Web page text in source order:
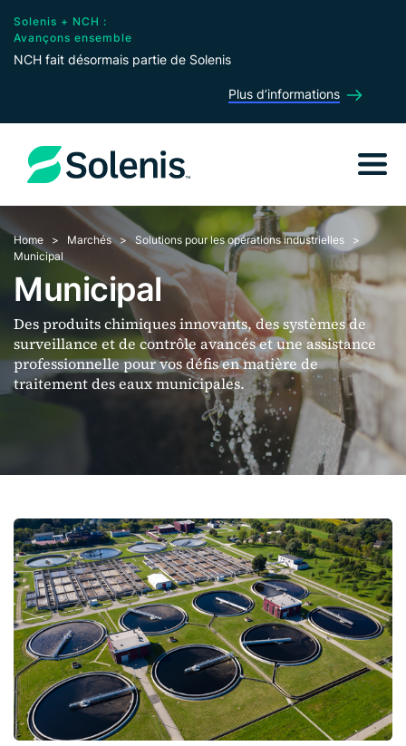
Solenis + NCH :
Avançons ensemble
NCH fait désormais partie de Solenis
Plus d’informations
Home Marchés
Solutions pour les opérations industrielles
Municipal
Municipal
Des produits chimiques innovants, des systèmes de
surveillance et de contrôle avancés et une assistance
professionnelle pour vos défis en matière de
traitement des eaux municipales.